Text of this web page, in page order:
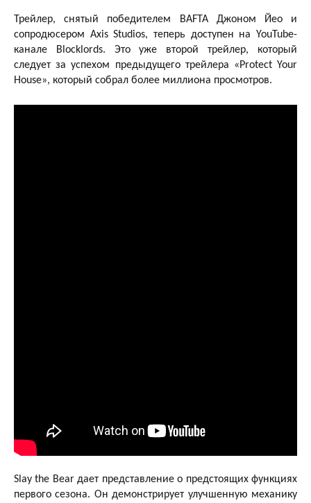
Трейлер, снятый победителем BAFTA Джоном Йео и
сопродюсером Axis Studios, теперь доступен на YouTube-
канале Blocklords. Это уже второй трейлер, который
следует за успехом предыдущего трейлера «Protect Your
House», который собрал более миллиона просмотров.
Slay the Bear дает представление о предстоящих функциях
первого сезона. Он демонстрирует улучшенную механику